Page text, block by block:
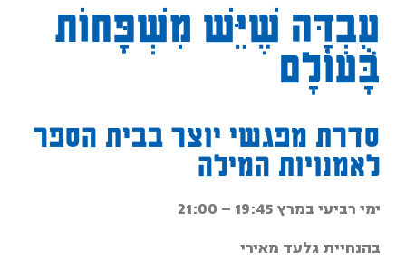
עֻבְדָּה שֶׁיֵּשׁ מִשְׁפָּחוֹת
בָּעוֹלָם
סדרת מפגשי יוצר בבית הספר
לאמנויות המילה
ימי רביעי במרץ 19:45 – 21:00
בהנחיית גלעד מאירי